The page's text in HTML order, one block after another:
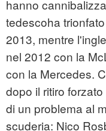
hanno
tedescoha
2013, mentre
nel 2012 con la
con la Mercedes.
dopo il ritiro
di un problema al
scuderia: Nico